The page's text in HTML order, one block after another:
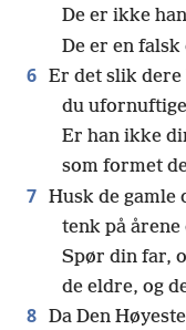
De er ikke
De er en
6 Er det slik
du
Er han ikke
som formet
7 Husk de gamle
tenk på
Spør din far,
de eldre, og
8 Da Den